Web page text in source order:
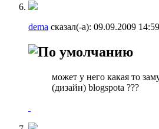
dema сказал(-а): 09.09.2009 14:59
может у него какая то
(дизайн) blogspota ???